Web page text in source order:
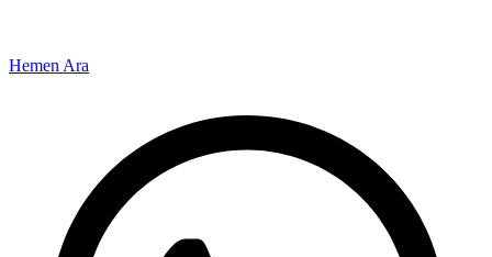
Hemen Ara